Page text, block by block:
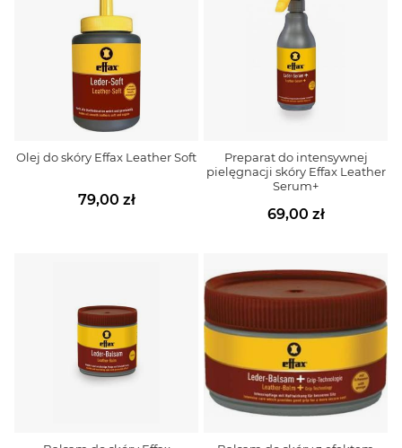
Olej do skóry Effax Leather Soft
79,00 zł
Preparat do intensywnej
pielęgnacji skóry Effax Leather
Serum+
69,00 zł